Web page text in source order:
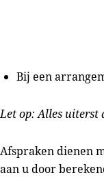
Bij een
Let op: Alles uiterst
Afspraken dienen
aan u door